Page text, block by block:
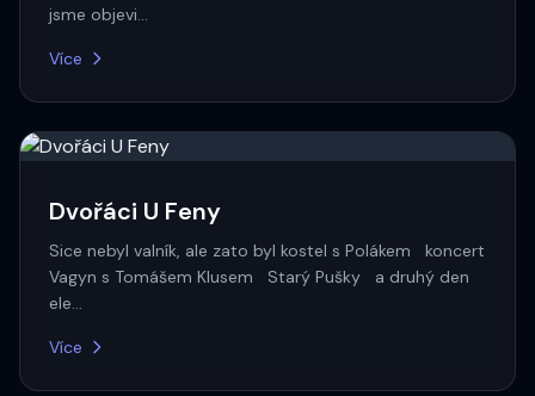
jsme objevi…
Více
Dvořáci U Feny
Sice nebyl valník, ale zato byl kostel s Polákem koncert
Vagyn s Tomášem Klusem Starý Pušky a druhý den
ele…
Více